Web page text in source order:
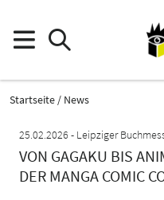
Startseite
News
25.02.2026
Leipziger
VON GAGAKU BIS
DER MANGA COMIC